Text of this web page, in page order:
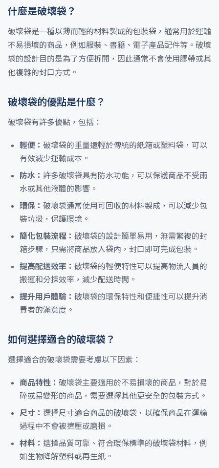
什麼是破壞袋？
破壞袋是一種以薄而輕的材料製成的包裝袋，通常用於運輸
不易損壞的商品，例如服裝、書籍、電子產品配件等。破壞
袋的設計目的是為了方便拆開，因此通常不會使用膠帶或其
他複雜的封口方式。
破壞袋的優點是什麼？
破壞袋有許多優點，包括：
輕便： 破壞袋的重量遠輕於傳統的紙箱或塑料袋，可以
有效減少運輸成本。
防水： 許多破壞袋具有防水功能，可以保護商品不受雨
水或其他液體的影響。
環保： 破壞袋通常使用可回收的材料製成，可以減少包
裝垃圾，保護環境。
簡化包裝流程： 破壞袋的設計簡單易用，無需繁複的封
箱步驟，只需將商品放入袋內，封口即可完成包裝。
提高配送效率： 破壞袋的輕便特性可以提高物流人員的
搬運和分揀效率，減少配送時間。
提升用戶體驗： 破壞袋的環保特性和便捷性可以提升消
費者的滿意度。
如何選擇適合的破壞袋？
選擇適合的破壞袋需要考慮以下因素：
商品特性： 破壞袋主要適用於不易損壞的商品，對於易
碎或易變形的商品，需要選擇其他更安全的包裝方式。
尺寸： 選擇尺寸適合商品的破壞袋，以確保商品在運輸
過程中不會被擠壓或磨損。
材料： 選擇品質可靠、符合環保標準的破壞袋材料，例
如生物降解塑料或再生紙。